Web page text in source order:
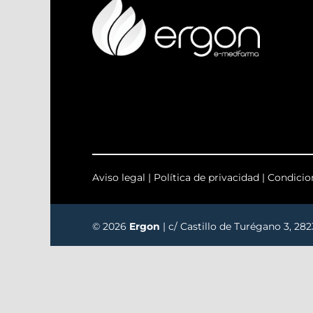
Aviso legal | Política de privacidad |
© 2026 Ergon | c/ Castillo de Turégano 3,